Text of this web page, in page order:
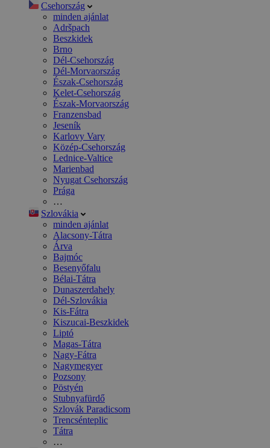
Csehország
minden ajánlat
Adršpach
Beszkidek
Brno
Dél-Csehország
Dél-Morvaország
Észak-Csehország
Kelet-Csehország
Észak-Morvaország
Franzensbad
Jeseník
Karlovy Vary
Közép-Csehország
Lednice-Valtice
Marienbad
Nyugat Csehország
Prága
…
Szlovákia
minden ajánlat
Alacsony-Tátra
Árva
Bajmóc
Besenyőfalu
Bélai-Tátra
Dunaszerdahely
Dél-Szlovákia
Kis-Fátra
Kiszucai-Beszkidek
Liptó
Magas-Tátra
Nagy-Fátra
Nagymegyer
Pozsony
Pöstyén
Stubnyafürdő
Szlovák Paradicsom
Trencsénteplic
Tátra
…